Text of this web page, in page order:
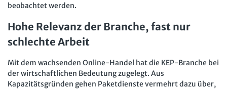
beobachtet werden.
Hohe Relevanz der Branche, fast nur
schlechte Arbeit
Mit dem wachsenden Online-Handel hat die KEP-Branche bei
der wirtschaftlichen Bedeutung zugelegt. Aus
Kapazitätsgründen gehen Paketdienste vermehrt dazu über,